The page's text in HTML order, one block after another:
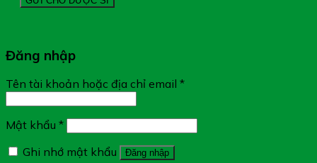
Đăng nhập
Tên tài khoản hoặc địa chỉ email *
Mật khẩu *
Ghi nhớ mật khẩu
Đăng nhập